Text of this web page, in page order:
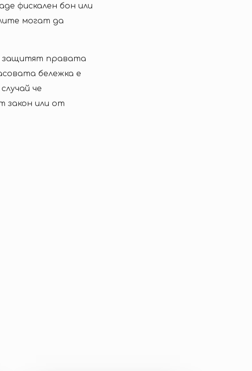
фискален бон или
могат да
защитят правата
бележка е
че
закон или от